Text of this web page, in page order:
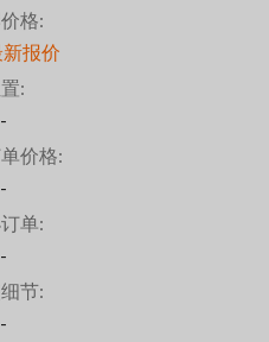
格:
报价
:
-
价格:
-
单:
-
节:
-